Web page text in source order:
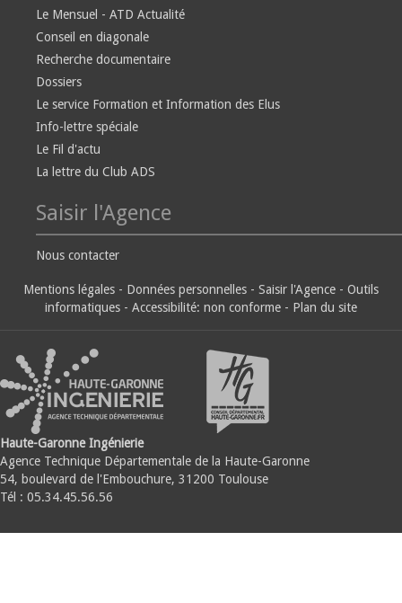
Le Mensuel - ATD Actualité
Conseil en diagonale
Recherche documentaire
Dossiers
Le service Formation et Information des Elus
Info-lettre spéciale
Le Fil d'actu
La lettre du Club ADS
Saisir l'Agence
Nous contacter
Mentions légales - Données personnelles - Saisir l'Agence - Outils
informatiques - Accessibilité: non conforme - Plan du site
Haute-Garonne Ingénierie
Agence Technique Départementale de la Haute-Garonne
54, boulevard de l'Embouchure, 31200 Toulouse
Tél : 05.34.45.56.56